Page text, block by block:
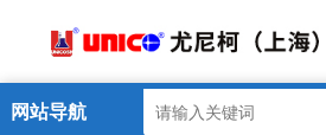
网站导航